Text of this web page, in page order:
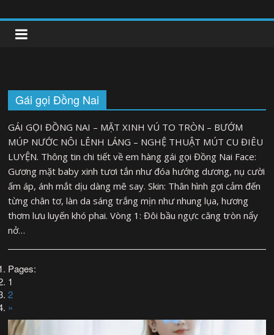
to
content
clipnonglive.com
Gái gọi Đồng Nai
GÁI GỌI ĐỒNG NAI – MẶT XINH VÚ TO TRÒN – BƯỚM
MÚP NƯỚC NÔI LÊNH LÁNG – NGHỆ THUẬT MÚT CU ĐIÊU
LUYỆN. Thông tin chi tiết về em hàng gái gọi Đồng Nai Face:
Gương mặt baby xinh tươi tắn như đóa hướng dương, nụ cười
ấm áp, ánh mắt dịu dàng mê say. Skin: Thân hình gợi cảm đến
từng chân tơ, làn da sáng trắng mịn như nhung lụa, hương
thơm lưu luyến khó phai. Vòng 1: Đôi bầu ngực căng tròn nẩy
nở…
Pages:
1
2
»